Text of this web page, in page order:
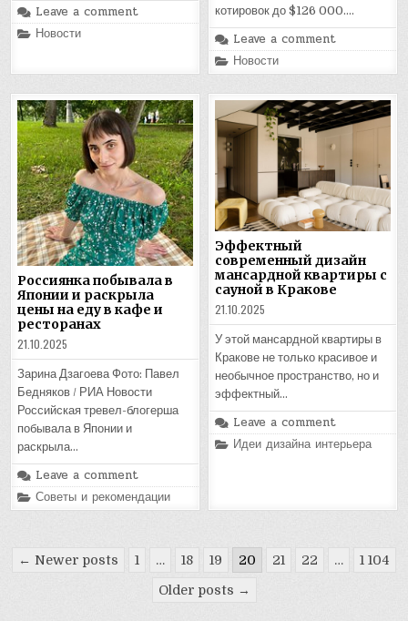
Leave a comment
Posted
Новости
котировок до $126 000….
Leave a comment
Posted
in
Новости
Россиянка побывала в
Японии и раскрыла
цены на еду в кафе и
ресторанах
21.10.2025
Зарина Дзагоева Фото: Павел
Бедняков / РИА Новости
Российская тревел-блогерша
побывала в Японии и
раскрыла…
Leave a comment
Posted
in
Советы и рекомендации
Эффектный
современный дизайн
мансардной квартиры с
сауной в Кракове
21.10.2025
У этой мансардной квартиры в
Кракове не только красивое и
необычное пространство, но и
эффектный…
Leave a comment
Posted
in
Идеи дизайна интерьера
Пагинация
← Newer posts 1 … 18 19 20 21 22 … 1 104
Older posts →